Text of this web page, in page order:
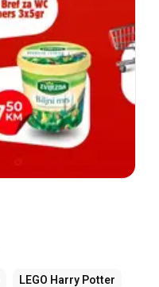
LEGO Harry Potter